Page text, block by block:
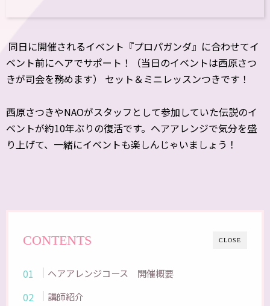
同日に開催されるイベント『プロパガンダ』に合わせてイ
ベント前にヘアでサポート！（当日のイベントは西原さつ
きが司会を務めます） セット＆ミニレッスンつきです！
西原さつきやNAOがスタッフとして参加していた伝説のイ
ベントが約10年ぶりの復活です。ヘアアレンジで気分を盛
り上げて、一緒にイベントも楽しんじゃいましょう！
CLOSE
CONTENTS
ヘアアレンジコース 開催概要
講師紹介